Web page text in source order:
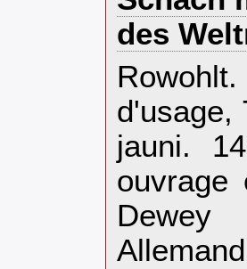
des
d'usage,
jauni.
ouvrage
Dewey
Allemand‎